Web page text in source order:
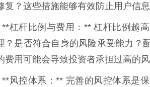
复？这些措施能够有效防止用户信
**杠杆比例与费用：** 杠杆比例越
？是否符合自身的风险承受能力？
费用可能会导致投资者承担过高的
**风控体系：** 完善的风控体系是